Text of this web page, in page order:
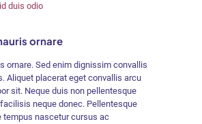
duis odio
ornare
ornare. Sed enim dignissim convallis
Aliquet placerat eget convallis arcu
sit. Neque duis non pellentesque
neque donec. Pellentesque
tempus nascetur cursus ac